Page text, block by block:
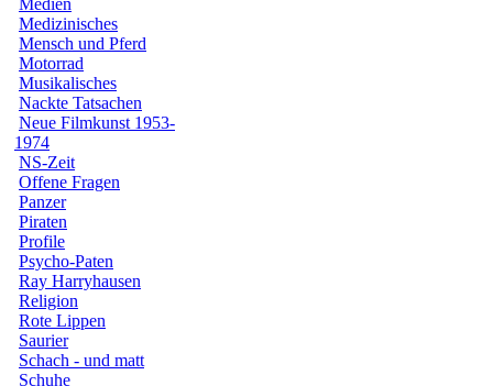
Medien
Medizinisches
Mensch und Pferd
Motorrad
Musikalisches
Nackte Tatsachen
Neue Filmkunst 1953-
1974
NS-Zeit
Offene Fragen
Panzer
Piraten
Profile
Psycho-Paten
Ray Harryhausen
Religion
Rote Lippen
Saurier
Schach - und matt
Schuhe